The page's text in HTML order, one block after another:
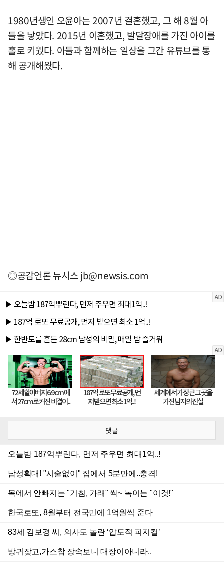
1980년생인 오윤아는 2007년 결혼했고, 그 해 8월 아
들을 낳았다. 2015년 이혼했고, 발달장애를 가진 아이를
홀로 키웠다. 아들과 함께하는 일상을 그간 유튜브를 통
해 공개해왔다.
◎공감언론 뉴시스jb@newsis.com
댓글